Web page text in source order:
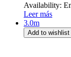
Availability:
Leer más
3.0m
Add to wishlist